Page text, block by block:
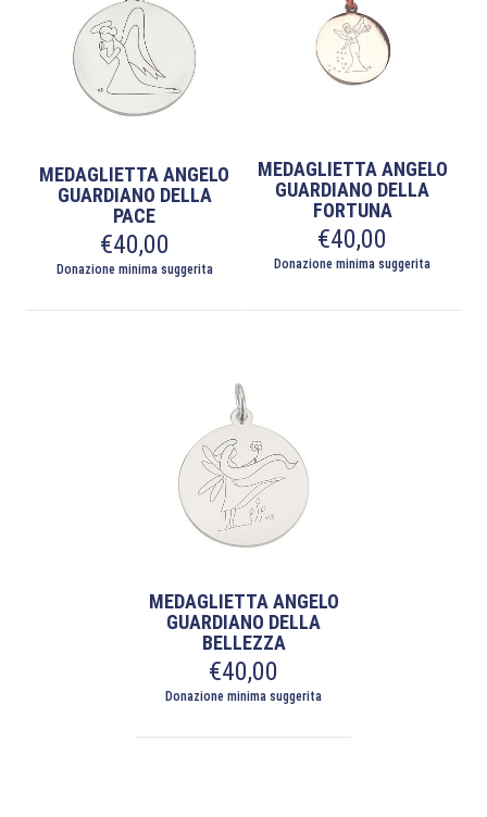
MEDAGLIETTA ANGELO
GUARDIANO DELLA
PACE
€40,00
Donazione minima suggerita
MEDAGLIETTA ANGELO
GUARDIANO DELLA
FORTUNA
€40,00
Donazione minima suggerita
MEDAGLIETTA ANGELO
GUARDIANO DELLA
BELLEZZA
€40,00
Donazione minima suggerita